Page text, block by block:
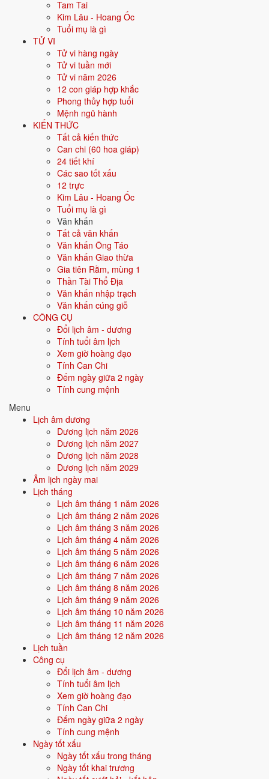
Tam Tai
Kim Lâu - Hoang Ốc
Tuổi mụ là gì
TỬ VI
Tử vi hàng ngày
Tử vi tuần mới
Tử vi năm 2026
12 con giáp hợp khắc
Phong thủy hợp tuổi
Mệnh ngũ hành
KIẾN THỨC
Tất cả kiến thức
Can chi (60 hoa giáp)
24 tiết khí
Các sao tốt xấu
12 trực
Kim Lâu - Hoang Ốc
Tuổi mụ là gì
Văn khấn
Tất cả văn khấn
Văn khấn Ông Táo
Văn khấn Giao thừa
Gia tiên Rằm, mùng 1
Thần Tài Thổ Địa
Văn khấn nhập trạch
Văn khấn cúng giỗ
CÔNG CỤ
Đổi lịch âm - dương
Tính tuổi âm lịch
Xem giờ hoàng đạo
Tính Can Chi
Đếm ngày giữa 2 ngày
Tính cung mệnh
Menu
Lịch âm dương
Dương lịch năm 2026
Dương lịch năm 2027
Dương lịch năm 2028
Dương lịch năm 2029
Âm lịch ngày mai
Lịch tháng
Lịch âm tháng 1 năm 2026
Lịch âm tháng 2 năm 2026
Lịch âm tháng 3 năm 2026
Lịch âm tháng 4 năm 2026
Lịch âm tháng 5 năm 2026
Lịch âm tháng 6 năm 2026
Lịch âm tháng 7 năm 2026
Lịch âm tháng 8 năm 2026
Lịch âm tháng 9 năm 2026
Lịch âm tháng 10 năm 2026
Lịch âm tháng 11 năm 2026
Lịch âm tháng 12 năm 2026
Lịch tuần
Công cụ
Đổi lịch âm - dương
Tính tuổi âm lịch
Xem giờ hoàng đạo
Tính Can Chi
Đếm ngày giữa 2 ngày
Tính cung mệnh
Ngày tốt xấu
Ngày tốt xấu trong tháng
Ngày tốt khai trương
Ngày sinh gia chủ (xem ngày hợp tuổi)
Chọn một tháng bất kỳ để xem ngày tốt - ngày xấu, hoặc nhập ngày
sinh để biết ngày nào hợp tuổi gia chủ.
Ngày tốt 30 ngày tới theo từng
việc
Mỗi việc dưới đây được xếp hạng ngày đẹp riêng theo tiêu chí phù
hợp; bấm vào thẻ để xem ngày tốt nhất và ngày nên tránh cho từng
Cưới hỏi
Trong 30 ngày tới có 12 ngày tốt cho cưới hỏi. Tốt nhất: 9/8, 18/8, 30/8.
✅ NGÀY ĐẸP NHẤT
CN · Ất Mão· 27/6 âm
T3 ·Giáp Tý· 6/7 âm
CN ·Bính Tý · 18/7 âm
T5 ·Canh Thìn· 22/7 âm
T3 ·Đinh Tỵ· 29/6 âm
⛔ NÊN TRÁNH
1/9
T5 ·Bính Dần· 8/7 âm
T4 ·Mậu Ngọ· 30/6 âm
Xem ngày tốt cưới hỏi
Khai trương
Trong 30 ngày tới có 14 ngày tốt cho khai trương. Tốt nhất: 9/8, 11/8,
✅ NGÀY ĐẸP NHẤT
CN ·Ất Mão· 27/6 âm
T3 · Đinh Tỵ· 29/6 âm
CN · Nhâm Tuất · 4/7 âm
22/8 T7 ·Mậu Thìn
T5 ·Canh Thìn· 22/7 âm
⛔ NÊN TRÁNH
T3 ·Mậu Dần · 20/7 âm
T5 ·Bính Dần· 8/7 âm
T5 ·Quý Dậu · 15/7 âm